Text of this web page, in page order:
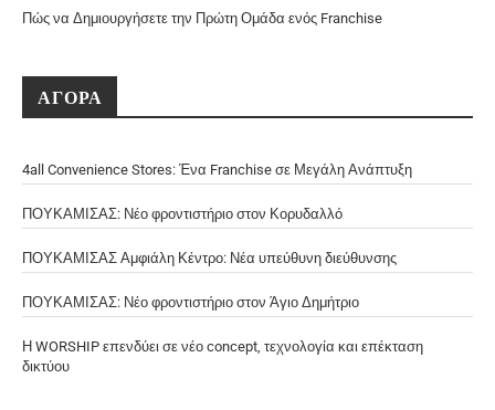
Πώς να Δημιουργήσετε την Πρώτη Ομάδα ενός Franchise
ΑΓΟΡΑ
4all Convenience Stores: Ένα Franchise σε Μεγάλη Ανάπτυξη
ΠΟΥΚΑΜΙΣΑΣ: Νέο φροντιστήριο στον Κορυδαλλό
ΠΟΥΚΑΜΙΣΑΣ Αμφιάλη Κέντρο: Νέα υπεύθυνη διεύθυνσης
ΠΟΥΚΑΜΙΣΑΣ: Νέο φροντιστήριο στον Άγιο Δημήτριο
Η WORSHIP επενδύει σε νέο concept, τεχνολογία και επέκταση
δικτύου